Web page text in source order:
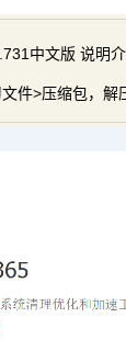
中文版 说明
件>压缩包，